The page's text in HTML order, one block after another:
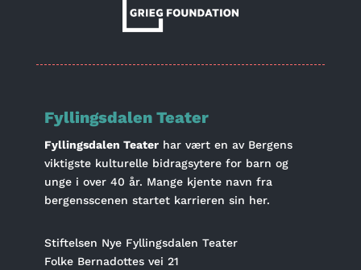
Fyllingsdalen Teater
Fyllingsdalen Teaterhar vært en av Bergens
viktigste kulturelle bidragsytere for barn og
unge i over 40 år. Mange kjente navn fra
bergensscenen startet karrieren sin her.
Stiftelsen Nye Fyllingsdalen Teater
Folke Bernadottes vei 21